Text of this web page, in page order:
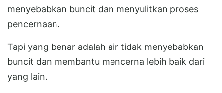
menyebabkan buncit dan menyulitkan proses
pencernaan.
Tapi yang benar adalah air tidak menyebabkan
buncit dan membantu mencerna lebih baik dari
yang lain.